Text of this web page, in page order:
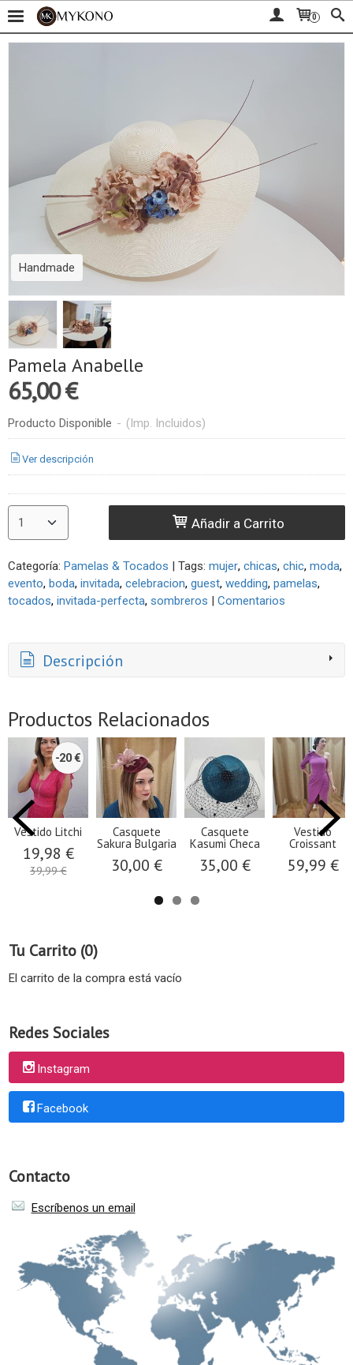
0
Tu Carrito (0)
El carrito de la compra está vacío
Redes Sociales
Instagram
Facebook
Contacto
Escríbenos un email
Handmade
Pamela Anabelle
65,00 €
Producto Disponible - (Imp. Incluidos)
Ver descripción
Añadir a Carrito
Categoría: Pamelas & Tocados | Tags: mujer chicas chic moda
evento boda invitada celebracion guest wedding pamelas
tocados invitada-perfecta sombreros | Comentarios
Descripción
Productos Relacionados
-20 €
Vestido Litchi
19,98 €
39,99 €
Casquete
Sakura Bulgaria
30,00 €
Casquete
Kasumi Checa
35,00 €
Vestido
Croissant
59,99 €